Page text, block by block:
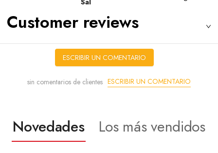
Sal
Customer reviews
ESCRIBIR UN COMENTARIO
sin comentarios de clientes ESCRIBIR UN COMENTARIO
Novedades Los más vendidos